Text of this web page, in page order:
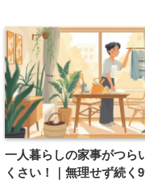
一人暮らしの家事がつら
くさい！｜無理せず続く